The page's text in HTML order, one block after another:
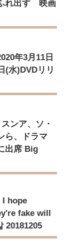
れ出す 映画
年3月11日
(水)DVDリリ
ンア、ソ・
ら、ドラマ
出席 Big
I hope
fake will
20181205